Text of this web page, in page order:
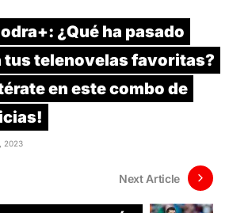
¿Qué ha pasado
tus telenovelas favoritas?
en este combo de
2023
Next Article